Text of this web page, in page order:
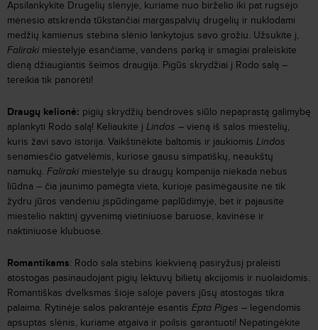
Apsilankykite Drugelių slėnyje, kuriame nuo birželio iki pat rugsėjo
mėnesio atskrenda tūkstančiai margaspalvių drugelių ir nuklodami
medžių kamienus stebina slėnio lankytojus savo grožiu. Užsukite į,
Faliraki miestelyje esančiame, vandens parką ir smagiai praleiskite
dieną džiaugiantis šeimos draugija. Pigūs skrydžiai į Rodo salą –
tereikia tik panorėti!
Draugų kelionė: pigių skrydžių bendrovės siūlo nepaprastą galimybę
aplankyti Rodo salą! Keliaukite į Lindos – vieną iš salos miestelių,
kuris žavi savo istorija. Vaikštinėkite baltomis ir jaukiomis Lindos
senamiesčio gatvelėmis, kuriose gausu simpatiškų, neaukštų
namukų. Faliraki miestelyje su draugų kompanija niekada nebus
liūdna – čia jaunimo pamėgta vieta, kurioje pasimėgausite ne tik
žydru jūros vandeniu įspūdingame paplūdimyje, bet ir pajausite
miestelio naktinį gyvenimą vietiniuose baruose, kavinėse ir
naktiniuose klubuose.
Romantikams: Rodo sala stebins kiekvieną pasiryžusį praleisti
atostogas pasinaudojant pigių lėktuvų bilietų akcijomis ir nuolaidomis.
Romantiškas dvelksmas šioje saloje pavers jūsų atostogas tikra
palaima. Rytinėje salos pakrantėje esantis Epta Piges – legendomis
apsuptas slėnis, kuriame atgaiva ir poilsis garantuoti! Nepatingėkite